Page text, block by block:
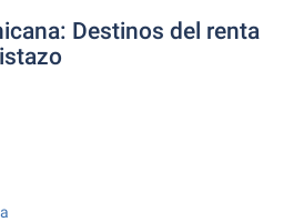
Destinos del renta